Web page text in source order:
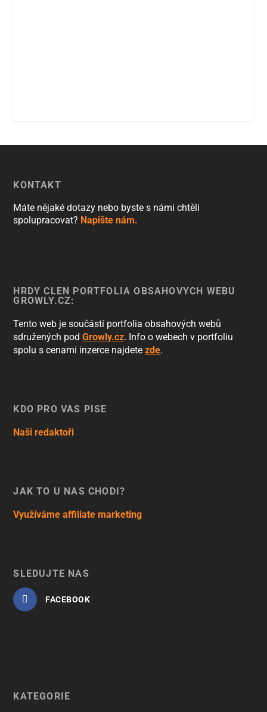
KONTAKT
Máte nějaké dotazy nebo byste s námi chtěli
spolupracovat? Napište nám.
HRDÝ ČLEN PORTFOLIA OBSAHOVÝCH WEBŮ
GROWLY.CZ:
Tento web je součástí portfolia obsahových webů
sdružených podGrowly.cz. Info o webech v portfoliu
spolu s cenami inzerce najdetezde.
KDO PRO VÁS PÍŠE
Naši redaktoři
JAK TO U NÁS CHODÍ?
Využíváme affiliate marketing
SLEDUJTE NÁS
FACEBOOK
KATEGORIE